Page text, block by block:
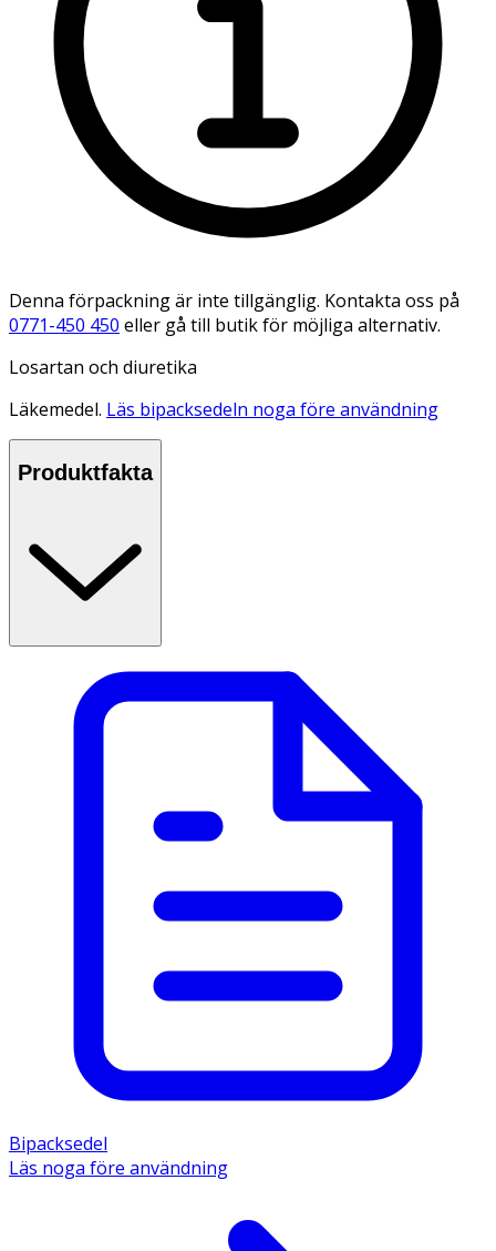
Denna förpackning är inte tillgänglig. Kontakta oss på
0771-450 450 eller gå till butik för möjliga alternativ.
Losartan och diuretika
Läkemedel. Läs bipacksedeln noga före användning
Produktfakta
Bipacksedel
Läs noga före användning